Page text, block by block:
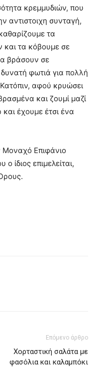
κρεμμυδιών, που
αντιστοιχη συνταγή,
τα
και τα κόβουμε σε
βράσουν σε
φωτιά για πολλή
αφού κρυώσει
και ζουμί μαζί
έχουμε έτσι ένα
Μοναχό Επιφάνιο
ο ίδιος επιμελείται,
Επόμενο άρθρο
Χορταστική σαλάτα με
φασόλια και καλαμπόκι